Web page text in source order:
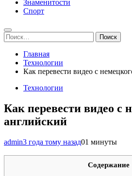
Знаменитости
Спорт
Найти:
Главная
Технологии
Как перевести видео с
Технологии
Как перевести видео с
английский
admin3 года тому назад01 минуты
Содержание